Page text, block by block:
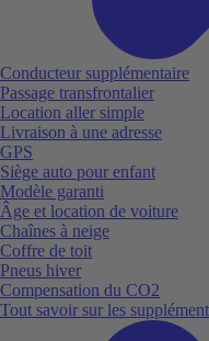
Conducteur supplémentaire
Passage transfrontalier
Location aller simple
Livraison à une adresse
GPS
Siège auto pour enfant
Modèle garanti
Âge et location de voiture
Chaînes à neige
Coffre de toit
Pneus hiver
Compensation du CO2
Tout savoir sur les